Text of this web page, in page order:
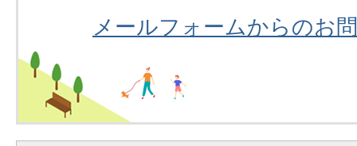
メールフォームからのお